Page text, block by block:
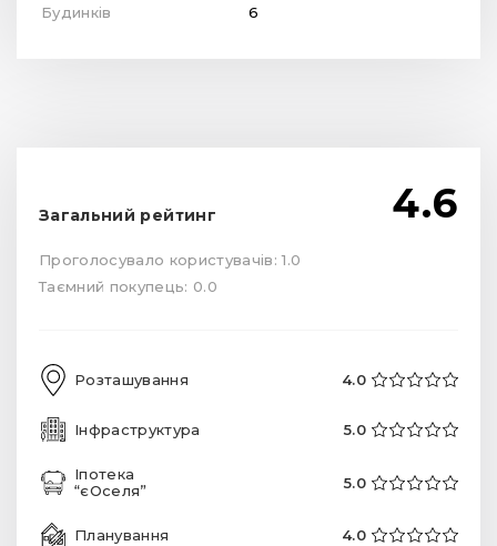
Будинків 6
Загальний рейтинг 4.6
Проголосувало користувачів: 1.0
Таємний покупець: 0.0
Розташування 4.0
Інфраструктура 5.0
Іпотека
“єОселя”
5.0
Планування 4.0